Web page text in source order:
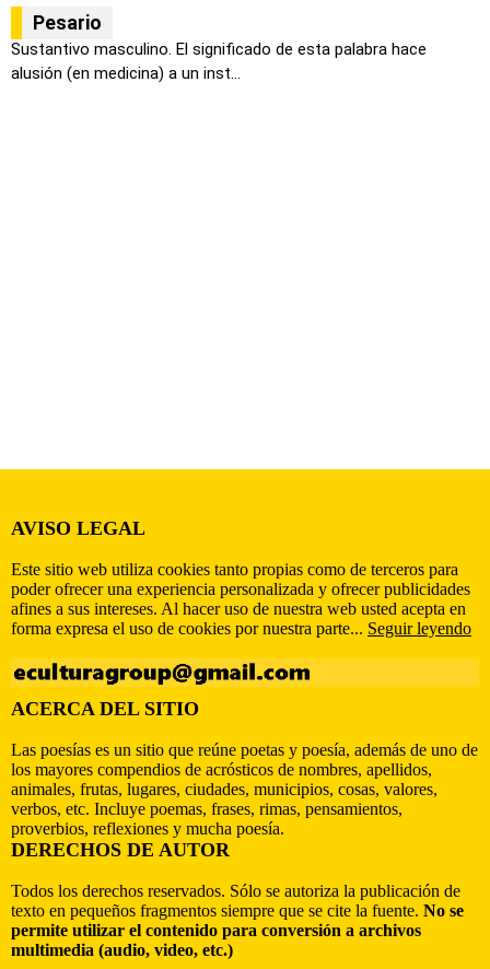
Pesario
Sustantivo masculino. El significado de esta palabra hace
alusión (en medicina) a un inst...
AVISO LEGAL
Este sitio web utiliza cookies tanto propias como de terceros para
poder ofrecer una experiencia personalizada y ofrecer publicidades
afines a sus intereses. Al hacer uso de nuestra web usted acepta en
forma expresa el uso de cookies por nuestra parte... Seguir leyendo
ACERCA DEL SITIO
Las poesías es un sitio que reúne poetas y poesía, además de uno de
los mayores compendios de acrósticos de nombres, apellidos,
animales, frutas, lugares, ciudades, municipios, cosas, valores,
verbos, etc. Incluye poemas, frases, rimas, pensamientos,
proverbios, reflexiones y mucha poesía.
DERECHOS DE AUTOR
Todos los derechos reservados. Sólo se autoriza la publicación de
texto en pequeños fragmentos siempre que se cite la fuente. No se
permite utilizar el contenido para conversión a archivos
multimedia (audio, video, etc.)